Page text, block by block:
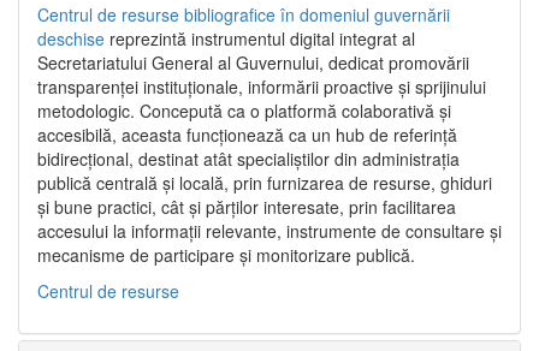
Centrul de resurse bibliografice în domeniul guvernării
deschise reprezintă instrumentul digital integrat al
Secretariatului General al Guvernului, dedicat promovării
transparenței instituționale, informării proactive și sprijinului
metodologic. Concepută ca o platformă colaborativă și
accesibilă, aceasta funcționează ca un hub de referință
bidirecțional, destinat atât specialiștilor din administrația
publică centrală și locală, prin furnizarea de resurse, ghiduri
și bune practici, cât și părților interesate, prin facilitarea
accesului la informații relevante, instrumente de consultare și
mecanisme de participare și monitorizare publică.
Centrul de resurse